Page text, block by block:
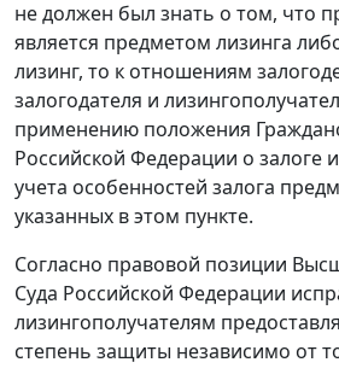
не должен был знать о том, что
является предметом лизинга
лизинг, то к отношениям
залогодателя и
применению положения
Российской Федерации о залоге
учета особенностей залога
указанных в этом пункте.
Согласно правовой позиции
Суда Российской Федерации
лизингополучателям
степень защиты независимо от